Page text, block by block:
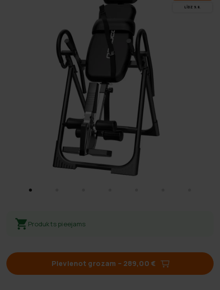
LĪDZ 9.8.
Produkts pieejams
Pievienot grozam – 289,00 €